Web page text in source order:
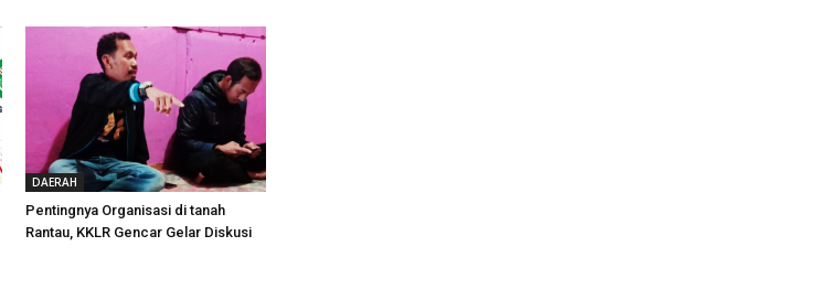
DAERAH
Pentingnya Organisasi di tanah
Rantau, KKLR Gencar Gelar Diskusi